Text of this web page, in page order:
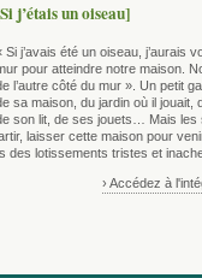
j’étais un oiseau]
Si j’avais été un oiseau, j’aurais
pour atteindre notre maison.
l’autre côté du mur ». Un petit
sa maison, du jardin où il jouait,
son lit, de ses jouets… Mais les
laisser cette maison pour
des lotissements tristes et
› Accédez à